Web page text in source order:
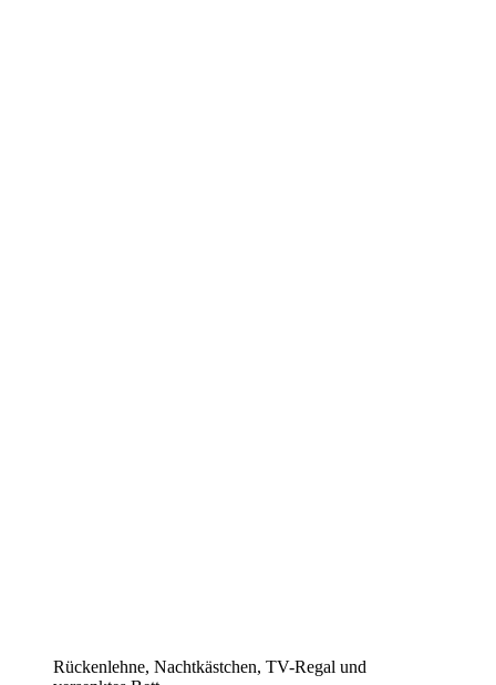
Rückenlehne, Nachtkästchen, TV-Regal und